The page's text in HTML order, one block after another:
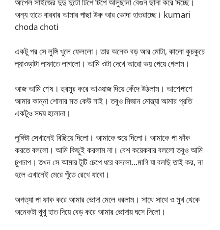
অন্য হাতে বারবার আমার পাছা উরু আর ভোদা হাতরাচ্ছে। kumari
choda choti
একটু পর সে লুঙ্গি খুলে ফেললো। তার অনেক বড় আর মোটা, কালো কুচকুচে
ল্যাওড়াটা লাফাতে লাগলো। আমি ওটা দেখে আরো ভয় পেয়ে গেলাম।
আজ আমি শেষ। হুরমুর করে আওয়াজ দিয়ে কেঁদে উঠলাম। আশেপাশে
আমার কান্না শোনার মত কেউ নাই। তবুও মিজান মোল্ল্যা আমার প্রতি
একটুও সদয় হলোনা।
লুঙ্গিটা সেখানেই বিছিয়ে দিলো। আমাকে শুয়ে দিলো। আমাকে পা ফাঁক
করতে বললো। আমি কিছুই করলাম না। বেশ কয়েকবার বললো তবুও আমি
চুপচাপ। তখন সে আমার টুটি চেপে ধরে বললো…মাগি যা বলছি তাই কর, না
হলে এখানেই মেরে পুঁতে রেখে যাবো।
অগত্যা পা ফাক করে আমার ভোদা মেলে ধরলাম। সাথে সাথে ও মুখ থেকে
অনেকটা থুথু হাত দিয়ে বেড় করে আমার ভোদায় ঘসে দিলো।